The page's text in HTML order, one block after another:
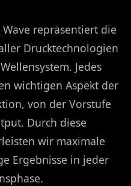
repräsentiert die
Drucktechnologien
Jedes
wichtigen Aspekt der
von der Vorstufe
Durch diese
wir maximale
Ergebnisse in jeder